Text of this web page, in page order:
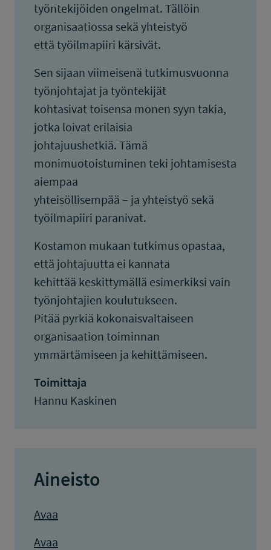
työntekijöiden ongelmat. Tällöin
organisaatiossa sekä yhteistyö
että työilmapiiri kärsivät.
Sen sijaan viimeisenä tutkimusvuonna
työnjohtajat ja työntekijät
kohtasivat toisensa monen syyn takia,
jotka loivat erilaisia
johtajuushetkiä. Tämä
monimuotoistuminen teki johtamisesta
aiempaa
yhteisöllisempää – ja yhteistyö sekä
työilmapiiri paranivat.
Kostamon mukaan tutkimus opastaa,
että johtajuutta ei kannata
kehittää keskittymällä esimerkiksi vain
työnjohtajien koulutukseen.
Pitää pyrkiä kokonaisvaltaiseen
organisaation toiminnan
ymmärtämiseen ja kehittämiseen.
Toimittaja
Hannu Kaskinen
Aineisto
Avaa
Avaa